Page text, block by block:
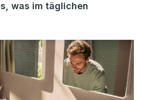
was im täglichen